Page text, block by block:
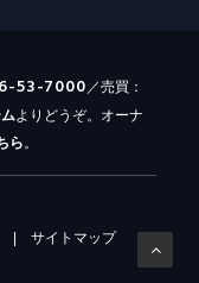
53-7000／売買：
よりどうぞ。オーナ
ら。
サイトマップ